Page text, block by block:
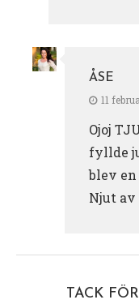
ÅSE
11
Ojoj
fyllde
blev
Njut av
TACK